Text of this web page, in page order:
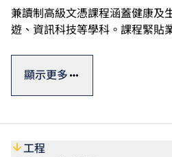
兼讀制高級文憑課程涵蓋健康及
遊、資訊科技等學科。課程緊貼
此外，VTC亦提供多元化終身學
VTC畢業生及學生入讀指定課程
限為港幣1,000元
顯示更多
工程